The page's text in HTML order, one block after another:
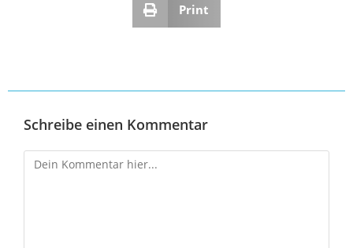
Print
Schreibe einen Kommentar